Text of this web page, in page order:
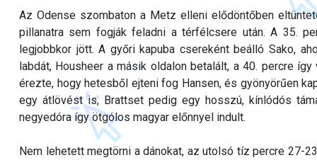
Az Odense szombaton a Metz elleni elődöntőben
pillanatra sem fogják feladni a térfélcsere után. A 35.
legjobbkor jött. A győri kapuba csereként beálló Sako,
labdát, Housheer a másik oldalon betalált, a 40. percre
érezte, hogy hetesből ejteni fog Hansen, és gyönyörűen
egy átlövést is, Brattset pedig egy hosszú, kínlódós
negyedóra így ötgólos magyar előnnyel indult.
Nem lehetett megtörni a dánokat, az utolsó tíz percre 27-